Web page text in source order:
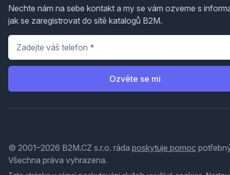
Nechte nám na sebe kontakt a my se vám ozveme s
jak se zaregistrovat do sítě katalogů B2M.
Telefon
Ozvěte se mi
© 2001–2026 B2M.CZ s.r.o. ráda poskytuje pomoc
Všechna práva vyhrazena.